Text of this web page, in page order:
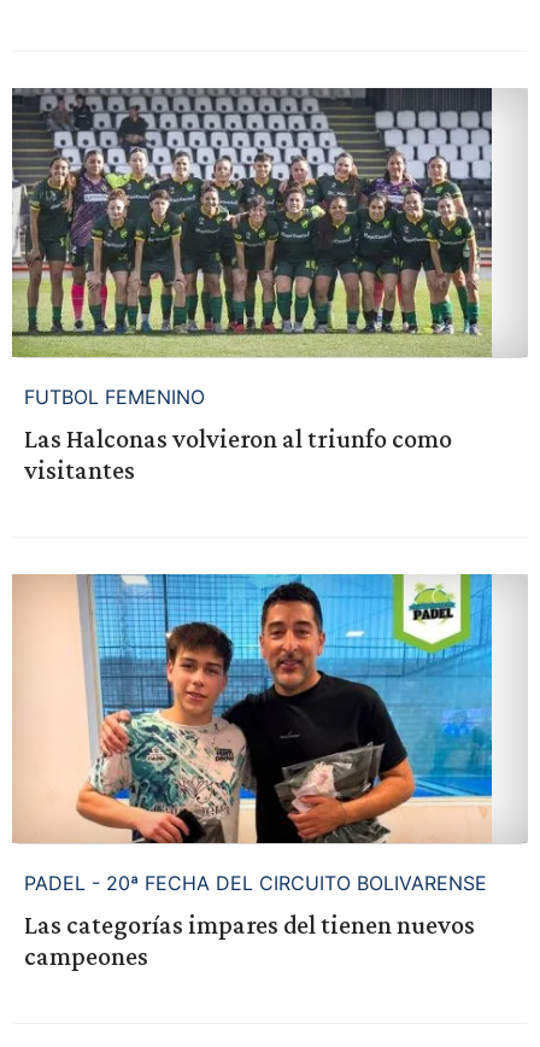
FUTBOL FEMENINO
Las Halconas volvieron al triunfo como
visitantes
PADEL - 20ª FECHA DEL CIRCUITO BOLIVARENSE
Las categorías impares del tienen nuevos
campeones